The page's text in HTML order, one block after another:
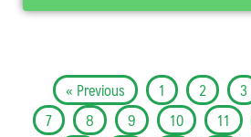
« Previous 1 2 3
7
8 9 10 11